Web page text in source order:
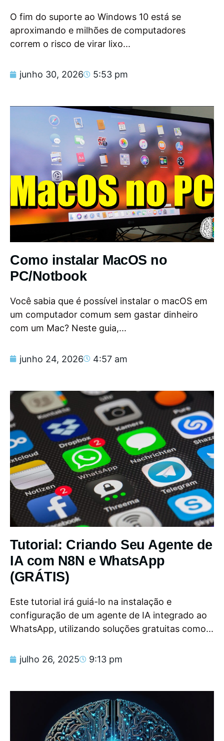
O fim do suporte ao Windows 10 está se
aproximando e milhões de computadores
correm o risco de virar lixo...
junho 30, 2026 5:53 pm
Como instalar MacOS no
PC/Notbook
Você sabia que é possível instalar o macOS em
um computador comum sem gastar dinheiro
com um Mac? Neste guia,...
junho 24, 2026 4:57 am
Tutorial: Criando Seu Agente de
IA com N8N e WhatsApp
(GRÁTIS)
Este tutorial irá guiá-lo na instalação e
configuração de um agente de IA integrado ao
WhatsApp, utilizando soluções gratuitas como...
julho 26, 2025 9:13 pm